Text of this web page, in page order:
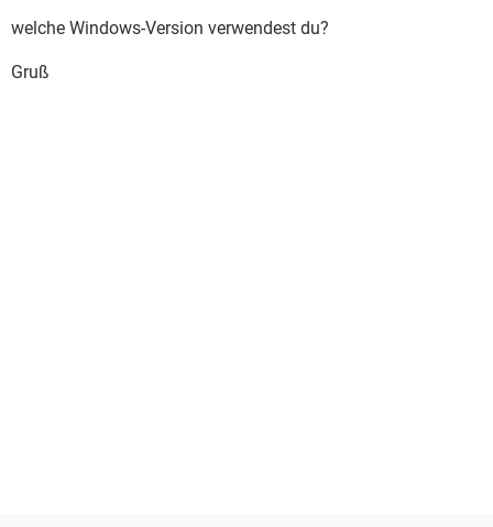
welche Windows-Version verwendest du?
Gruß